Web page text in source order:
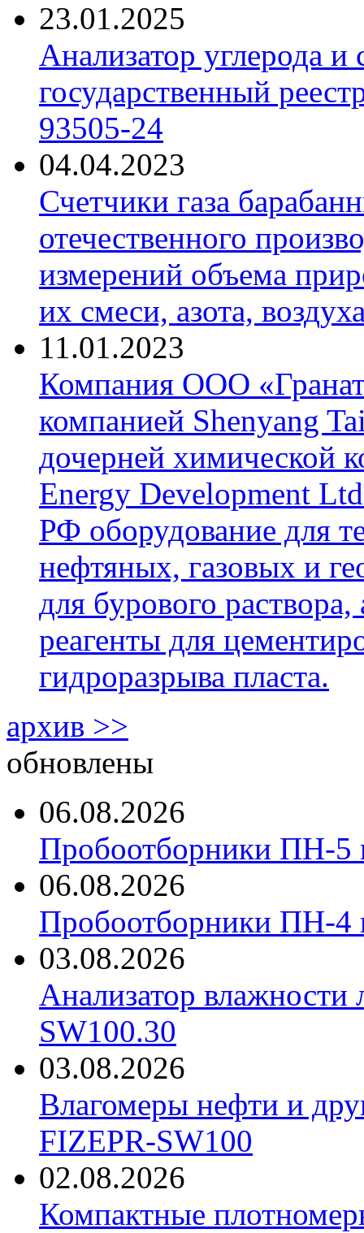
23.01.2025
Анализатор углерода
государственный
93505-24
04.04.2023
Счетчики газа
отечественного
измерений объема
их смеси, азота,
11.01.2023
Компания ООО
компанией Shenyang
дочерней химической
Energy Development
РФ оборудование для
нефтяных, газовых и
для бурового
реагенты для
гидроразрыва пласта.
архив >>
обновлены
06.08.2026
Пробоотборники ПН-
06.08.2026
Пробоотборники ПН-
03.08.2026
Анализатор
SW100.30
03.08.2026
Влагомеры нефти и
FIZEPR-SW100
02.08.2026
Компактные